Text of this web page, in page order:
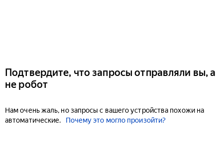
Подтвердите, что запросы отправляли вы, а
не робот
Нам очень жаль, но запросы с вашего устройства похожи на
автоматические.
Почему это могло произойти?